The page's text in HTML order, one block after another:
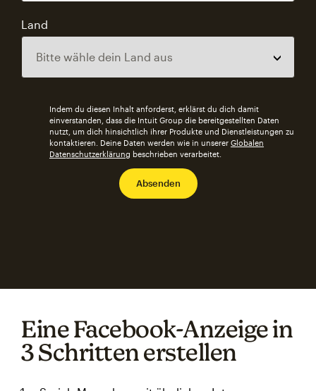
Land
Indem du diesen Inhalt anforderst, erklärst du dich damit
einverstanden, dass die Intuit Group die bereitgestellten Daten
nutzt, um dich hinsichtlich ihrer Produkte und Dienstleistungen zu
kontaktieren. Deine Daten werden wie in unserer Globalen
Datenschutzerklärung beschrieben verarbeitet.
Eine Facebook-Anzeige in
3 Schritten erstellen